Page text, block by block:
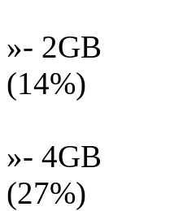
»- 2GB
(14%)
»- 4GB
(27%)